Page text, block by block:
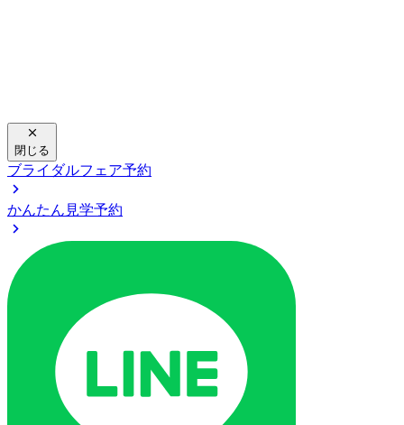
閉じる
ブライダルフェア予約
かんたん見学予約